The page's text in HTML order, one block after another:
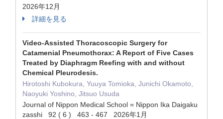
2026年12月
詳細を見る
Video-Assisted Thoracoscopic Surgery for
Catamenial Pneumothorax: A Report of Five Cases
Treated by Diaphragm Reefing with and without
Chemical Pleurodesis.
Hirotoshi Kubokura, Yuuya Tomioka, Junichi Okamoto,
Naoyuki Yoshino, Jitsuo Usuda
Journal of Nippon Medical School = Nippon Ika Daigaku
zasshi 92 ( 6 ) 463 - 467 2026年1月